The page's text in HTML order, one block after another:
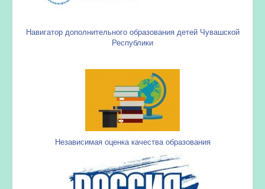
Навигатор дополнительного образования детей Чувашской
Республики
Независимая оценка качества образования